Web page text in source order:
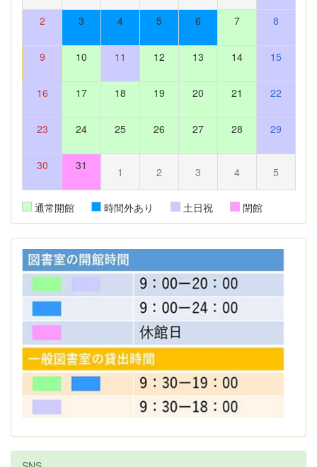
2 3 4 5 6 7 8
9 10 11 12 13 14 15
16 17 18 19 20 21 22
23 24 25 26 27 28 29
30 31 1 2 3 4 5
通常開館 時間外あり 土日祝 閉館